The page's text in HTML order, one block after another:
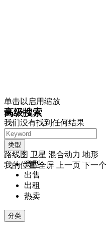
单击以启用缩放
载入中...
我们没有找到任何结果
打开地图
视图
路线图 卫星 混合动力 地形
我的位置 全屏 上一页 下一个
高级搜索
类型
类型
出售
出租
热卖
分类